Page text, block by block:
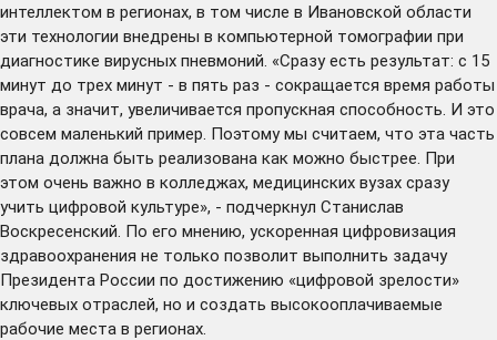
интеллектом в регионах, в том числе в Ивановской области
эти технологии внедрены в компьютерной томографии при
диагностике вирусных пневмоний. «Сразу есть результат: с 15
минут до трех минут - в пять раз - сокращается время работы
врача, а значит, увеличивается пропускная способность. И это
совсем маленький пример. Поэтому мы считаем, что эта часть
плана должна быть реализована как можно быстрее. При
этом очень важно в колледжах, медицинских вузах сразу
учить цифровой культуре», - подчеркнул Станислав
Воскресенский. По его мнению, ускоренная цифровизация
здравоохранения не только позволит выполнить задачу
Президента России по достижению «цифровой зрелости»
ключевых отраслей, но и создать высокооплачиваемые
рабочие места в регионах.